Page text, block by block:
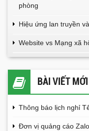
phòng
Hiệu ứng lan truyền
Website vs Mạng xã
BÀI VIẾT
Thông báo lịch nghỉ
Đơn vị quảng cáo